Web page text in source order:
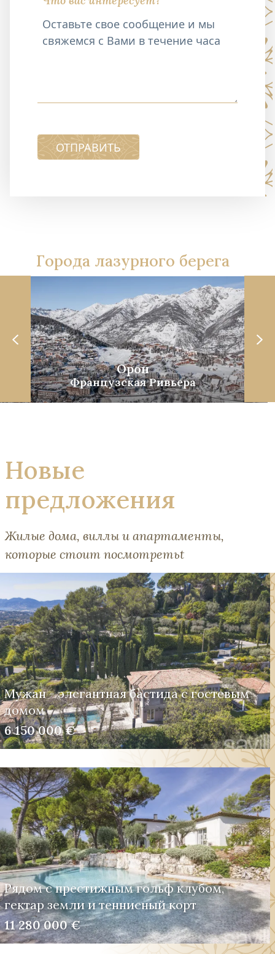
ОТПРАВИТЬ
Города лазурного берега
Орон
Французская Ривьера
Новые
предложения
Жилые дома, виллы и апартаменты,
которые стоит посмотретьt
Мужан - элегантная бастида с гостевым
домом
6 150 000 €
Рядом с престижным гольф клубом,
гектар земли и теннисный корт
11 280 000 €